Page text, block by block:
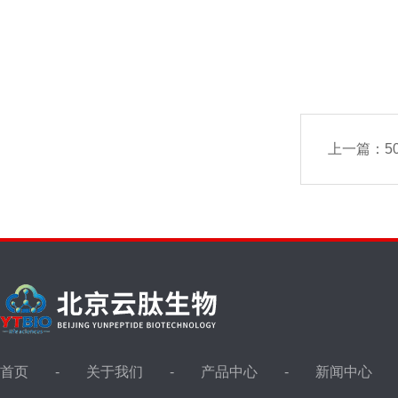
上一篇：
首页 关于我们 产品中心 新闻中心